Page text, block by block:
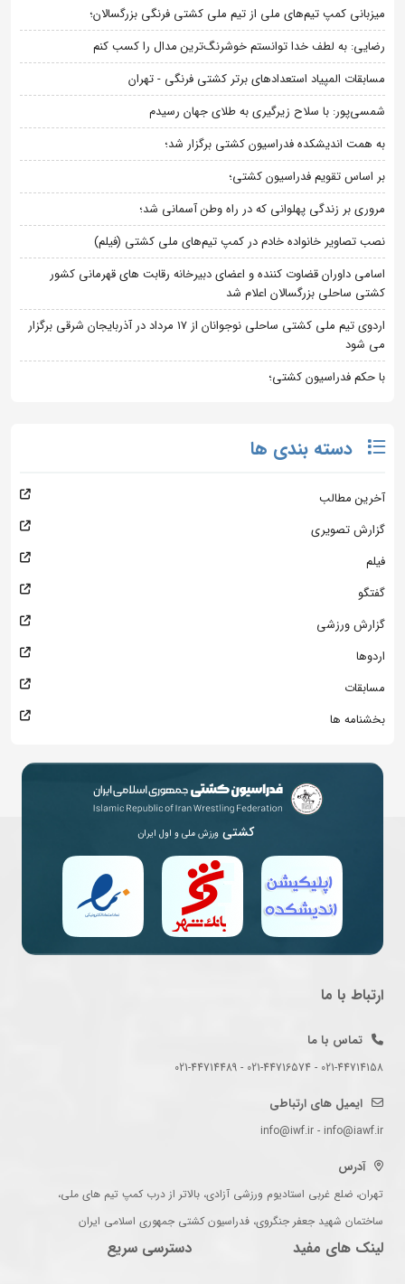
میزبانی کمپ تیم‌های ملی از تیم ملی کشتی فرنگی بزرگسالان؛
رضایی: به لطف خدا توانستم خوشرنگ‌ترین مدال را کسب کنم
مسابقات المپیاد استعدادهای برتر کشتی فرنگی - تهران
شمسی‌پور: با سلاح زیرگیری به طلای جهان رسیدم
به همت اندیشکده فدراسیون کشتی برگزار شد؛
بر اساس تقویم فدراسیون کشتی؛
مروری بر زندگی پهلوانی که در راه وطن آسمانی شد؛
نصب تصاویر خانواده خادم در کمپ تیم‌های ملی کشتی (فیلم)
اسامی داوران قضاوت کننده و اعضای دبیرخانه رقابت های قهرمانی کشور
کشتی ساحلی بزرگسالان اعلام شد
اردوی تیم ملی کشتی ساحلی نوجوانان از 17 مرداد در آذربایجان شرقی برگزار
می شود
با حکم فدراسیون کشتی؛
دسته بندی ها
آخرین مطالب
گزارش تصویری
فیلم
گفتگو
گزارش ورزشی
اردوها
مسابقات
بخشنامه ها
کشتی ورزش ملی و اول ایران
ارتباط با ما
تماس با ما
021-44714158 - 021-44716574 - 021-44714489
ایمیل های ارتباطی
info@iwf.ir - info@iawf.ir
آدرس
تهران، ضلع غربی استادیوم ورزشی آزادی، بالاتر از درب کمپ تیم های ملی،
ساختمان شهید جعفر جنگروی، فدراسیون کشتی جمهوری اسلامی ایران
لینک های مفید دسترسی سریع